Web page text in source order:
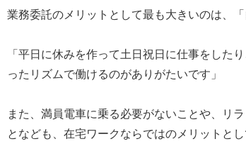
業務委託のメリットとして最も大きいのは、
「平日に休みを作って土日祝日に仕事をした
ったリズムで働けるのがありがたいです」
また、満員電車に乗る必要がないことや、リ
となども、在宅ワークならではのメリットとし
English